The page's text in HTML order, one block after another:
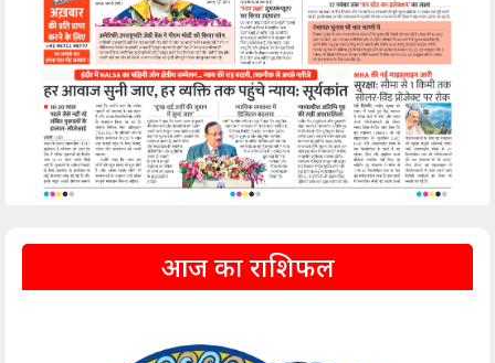
आज का राशिफल